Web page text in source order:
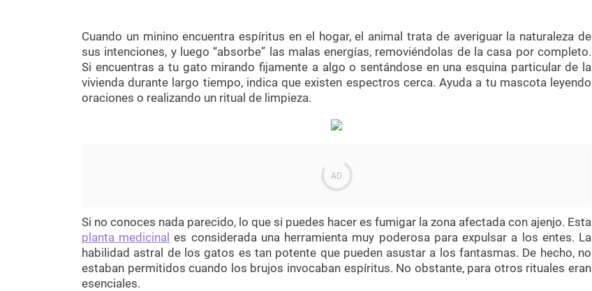
Cuando un minino encuentra espíritus en el hogar, el animal trata de averiguar la naturaleza de
sus intenciones, y luego “absorbe” las malas energías, removiéndolas de la casa por completo.
Si encuentras a tu gato mirando fijamente a algo o sentándose en una esquina particular de la
vivienda durante largo tiempo, indica que existen espectros cerca. Ayuda a tu mascota leyendo
oraciones o realizando un ritual de limpieza.
Si no conoces nada parecido, lo que sí puedes hacer es fumigar la zona afectada con ajenjo. Esta
planta medicinal es considerada una herramienta muy poderosa para expulsar a los entes. La
habilidad astral de los gatos es tan potente que pueden asustar a los fantasmas. De hecho, no
estaban permitidos cuando los brujos invocaban espíritus. No obstante, para otros rituales eran
esenciales.